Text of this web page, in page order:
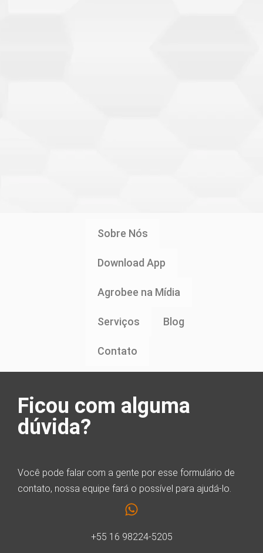
Sobre Nós
Download App
Agrobee na Mídia
Serviços Blog
Contato
Ficou com alguma
dúvida?
Você pode falar com a gente por esse formulário de
contato, nossa equipe fará o possível para ajudá-lo.
+55 16 98224-5205